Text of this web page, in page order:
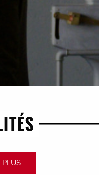
PLUS